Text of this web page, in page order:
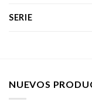
SERIE
NUEVOS